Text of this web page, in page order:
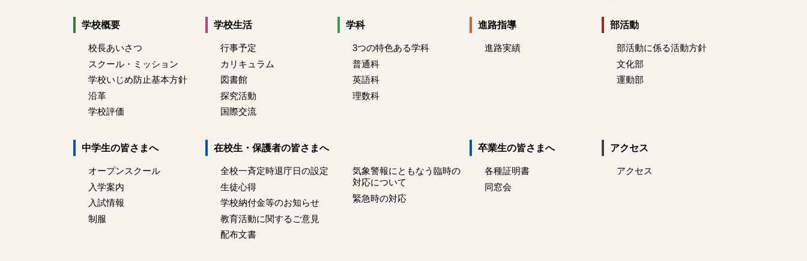
学校概要
校長あいさつ
スクール・ミッション
学校いじめ防止基本方針
沿革
学校評価
学校生活
行事予定
カリキュラム
図書館
探究活動
国際交流
学科
3つの特色ある学科
普通科
英語科
理数科
進路指導
進路実績
部活動
部活動に係る活動方針
文化部
運動部
中学生の皆さまへ
オープンスクール
入学案内
入試情報
制服
在校生・保護者の皆さまへ
全校一斉定時退庁日の設定
生徒心得
学校納付金等のお知らせ
教育活動に関するご意見
配布文書
気象警報にともなう臨時の
対応について
緊急時の対応
卒業生の皆さまへ
各種証明書
同窓会
アクセス
アクセス